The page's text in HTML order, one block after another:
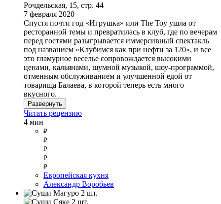
Рочдельская, 15, стр. 44
7 февраля 2020
Спустя почти год «Игрушка» или The Toy ушла от
ресторанной темы и превратилась в клуб, где по вечерам
перед гостями разыгрывается иммерсивный спектакль
под названием «Клубимся как при нефти за 120», и все
это гламурное веселье сопровождается высокими
ценами, кальянами, шумной музыкой, шоу-программой,
отменным обслуживанием и улучшенной едой от
товарища Балаева, в которой теперь есть много
вкусного.
Развернуть
Читать рецензию
4 мин
Европейская кухня
Александр Воробьев